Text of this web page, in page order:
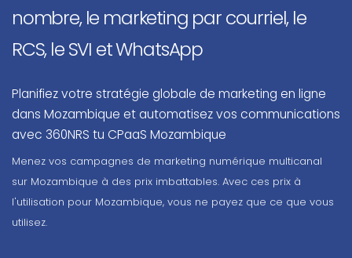
nombre, le marketing par courriel, le
RCS, le SVI et WhatsApp
Planifiez votre stratégie globale de marketing en ligne
dans Mozambique et automatisez vos communications
avec 360NRS tu CPaaS Mozambique
Menez vos campagnes de marketing numérique multicanal
sur Mozambique à des prix imbattables. Avec ces prix à
l'utilisation pour Mozambique, vous ne payez que ce que vous
utilisez.